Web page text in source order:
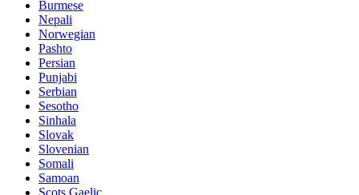
Burmese
Nepali
Norwegian
Pashto
Persian
Punjabi
Serbian
Sesotho
Sinhala
Slovak
Slovenian
Somali
Samoan
Scots Gaelic